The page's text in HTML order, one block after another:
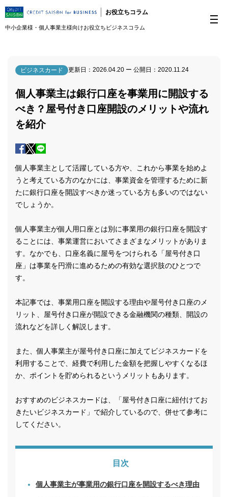
お役立ちコラム
中小企業様・個人事業主様向けお役立ちビジネスコラム
ビジネスカード 更新日： 2026.04.20 ー 公開日： 2020.11.24
個人事業主は銀行口座を事業用に開設する
べき？屋号付き口座開設のメリットや流れ
を紹介
個人事業主として活躍している方や、これから事業を始めよ
うと考えている方のなかには、事業資金を管理するために新
たに銀行口座を開設すべきか迷っている方も多いのではない
でしょうか。
個人事業主が個人用口座とは別に事業用の銀行口座を開設す
ることには、事業運営においてさまざまなメリットがありま
す。なかでも、口座名義に屋号をつけられる「屋号付き口
座」は事業を円滑に進めるための有効な選択肢のひとつで
す。
本記事では、事業用口座を開設する理由や屋号付き口座のメ
リット、屋号付き口座が開設できる金融機関の種類、開設の
流れなどを詳しく解説します。
また、個人事業主が屋号付き口座に加えてビジネスカードを
利用することで、経費で利用した金額を把握しやすくなるほ
か、ポイントを貯められるというメリットもあります。
おすすめのビジネスカードは、「屋号付き口座に紐付けてお
きたいビジネスカード」で紹介しているので、併せて参考に
してください。
目次
個人事業主が事業用の銀行口座を開設するべき理由